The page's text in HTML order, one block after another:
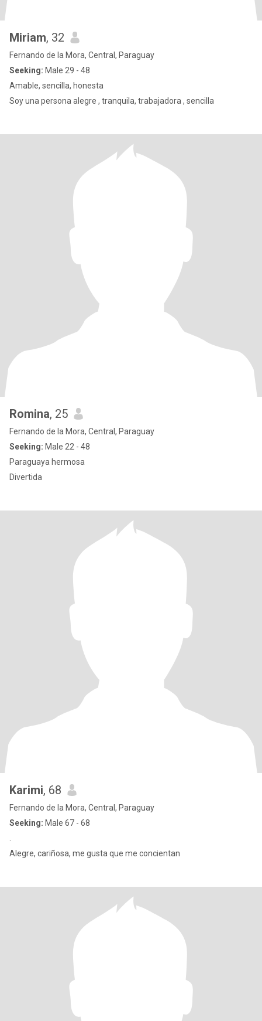
Miriam, 32
Fernando de la Mora, Central, Paraguay
Seeking: Male 29 - 48
Amable, sencilla, honesta
Soy una persona alegre , tranquila, trabajadora , sencilla
Romina, 25
Fernando de la Mora, Central, Paraguay
Seeking: Male 22 - 48
Paraguaya hermosa
Divertida
Karimi, 68
Fernando de la Mora, Central, Paraguay
Seeking: Male 67 - 68
Alegre, cariñosa, me gusta que me concientan